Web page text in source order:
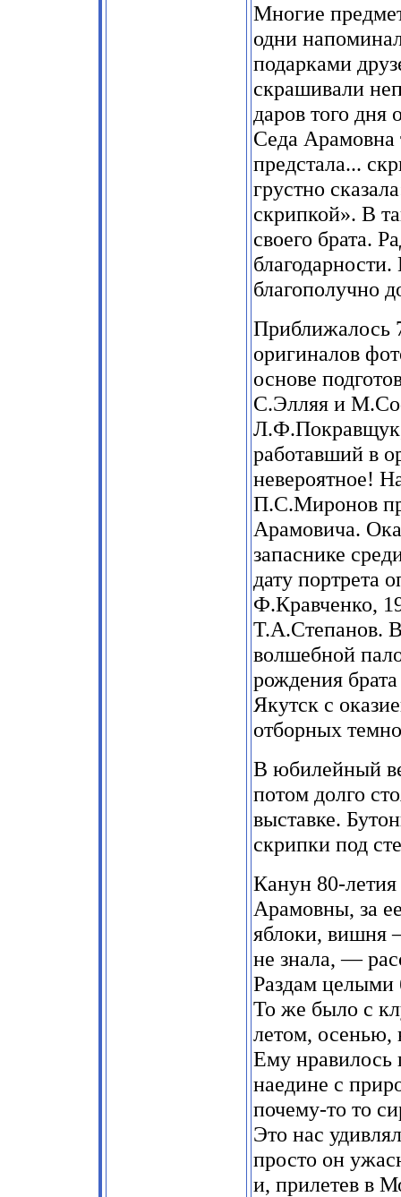
Многие
одни
подарками
скрашивали
даров того дня
Седа Арамовна
предстала...
грустно
скрипкой». В
своего брата.
благополучно
Приближалось
оригиналов
основе
С.Элляя и
Л.Ф.Покравщук,
работавший в
невероятное!
П.С.Миронов
Арамовича.
запаснике
дату портрета
Ф.Кравченко,
Т.А.Степанов.
волшебной
рождения
Якутск с
отборных
В юбилейный
потом долго
выставке.
скрипки под
Канун 80-
Арамовны, за
яблоки, вишня
не знала, —
Раздам целыми
То же было с
летом, осенью,
Ему нравилось
наедине с
почему-то то
Это нас
просто он
и, прилетев в